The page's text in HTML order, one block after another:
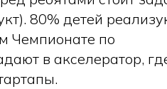
80% детей
Чемпионате по
в акселератор,